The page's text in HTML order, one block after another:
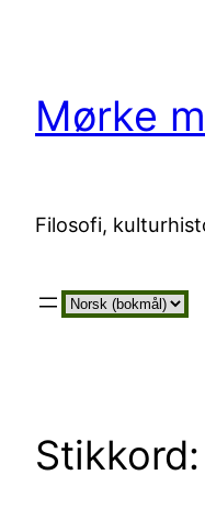
Mørke
Filosofi,
Velg
Stikkord: